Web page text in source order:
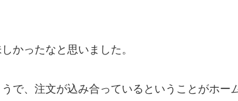
かったなと思いました。
で、注文が込み合っているということがホー